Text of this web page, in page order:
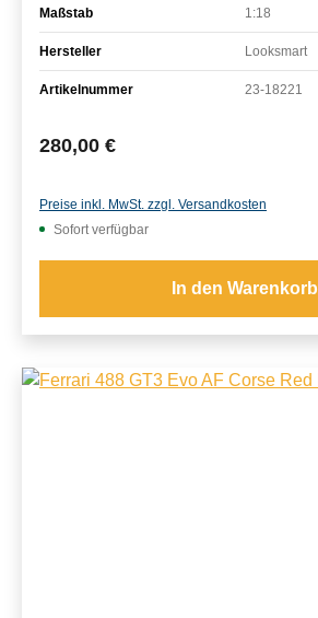
Maßstab 1:18
Hersteller Looksmart
Artikelnummer 23-18221
Regulärer Preis:
280,00 €
Preise inkl. MwSt. zzgl. Versandkosten
Sofort verfügbar
In den Warenkorb